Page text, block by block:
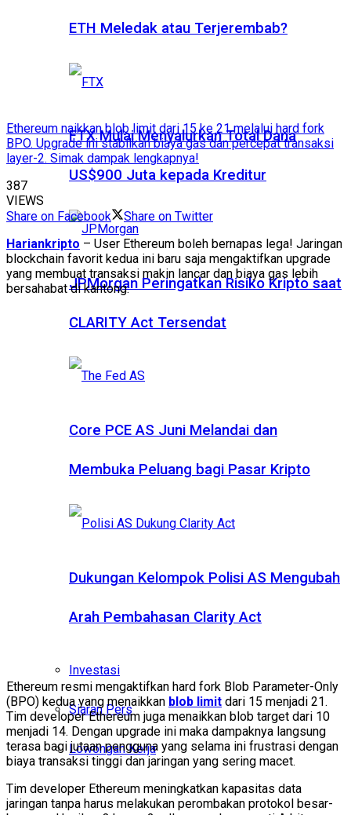
ETH Meledak atau Terjerembab?
FTX Mulai Menyalurkan Total Dana
US$900 Juta kepada Kreditur
JPMorgan Peringatkan Risiko Kripto saat
CLARITY Act Tersendat
Core PCE AS Juni Melandai dan
Membuka Peluang bagi Pasar Kripto
Dukungan Kelompok Polisi AS Mengubah
Arah Pembahasan Clarity Act
Investasi
Siaran Pers
Lowongan Kerja
Ethereum naikkan blob limit dari 15 ke 21 melalui hard fork
BPO. Upgrade ini stabilkan biaya gas dan percepat transaksi
layer-2. Simak dampak lengkapnya!
387
VIEWS
Share on Facebook
Share on Twitter
Hariankripto – User Ethereum boleh bernapas lega! Jaringan
blockchain favorit kedua ini baru saja mengaktifkan upgrade
yang membuat transaksi makin lancar dan biaya gas lebih
bersahabat di kantong.
Ethereum resmi mengaktifkan hard fork Blob Parameter-Only
(BPO) kedua yang menaikkan blob limit dari 15 menjadi 21.
Tim developer Ethereum juga menaikkan blob target dari 10
menjadi 14. Dengan upgrade ini maka dampaknya langsung
terasa bagi jutaan pengguna yang selama ini frustrasi dengan
biaya transaksi tinggi dan jaringan yang sering macet.
Tim developer Ethereum meningkatkan kapasitas data
jaringan tanpa harus melakukan perombakan protokol besar-